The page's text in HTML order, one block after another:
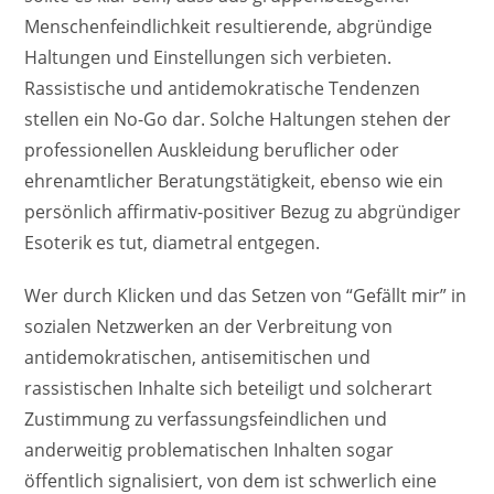
Menschenfeindlichkeit resultierende, abgründige
Haltungen und Einstellungen sich verbieten.
Rassistische und antidemokratische Tendenzen
stellen ein No-Go dar. Solche Haltungen stehen der
professionellen Auskleidung beruflicher oder
ehrenamtlicher Beratungstätigkeit, ebenso wie ein
persönlich affirmativ-positiver Bezug zu abgründiger
Esoterik es tut, diametral entgegen.
Wer durch Klicken und das Setzen von “Gefällt mir” in
sozialen Netzwerken an der Verbreitung von
antidemokratischen, antisemitischen und
rassistischen Inhalte sich beteiligt und solcherart
Zustimmung zu verfassungsfeindlichen und
anderweitig problematischen Inhalten sogar
öffentlich signalisiert, von dem ist schwerlich eine